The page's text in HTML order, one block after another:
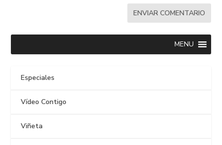
MENU
Especiales
Vídeo Contigo
Viñeta